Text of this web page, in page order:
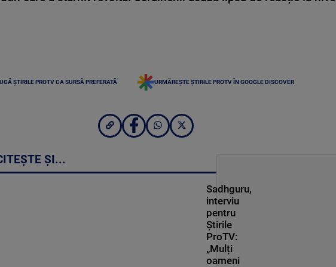
ȘTIRILE PROTV CA SURSĂ PREFERATĂ URMĂREȘTE ȘTIRILE PROTV ÎN GOOGLE DISCOVER
ȘI...
Sadhguru,
interviu
pentru
Știrile
ProTV:
„Mulți
oameni